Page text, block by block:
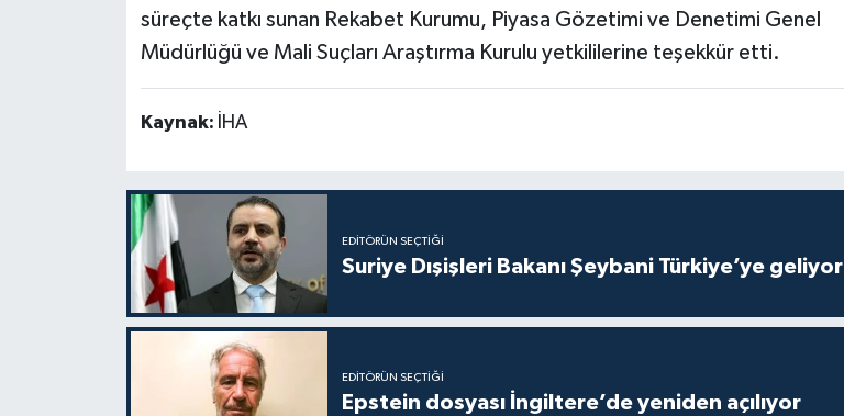
süreçte katkı sunan Rekabet Kurumu, Piyasa Gözetimi ve Denetimi Genel
Müdürlüğü ve Mali Suçları Araştırma Kurulu yetkililerine teşekkür etti.
Kaynak: İHA
EDITÖRÜN SEÇTIĞI
Suriye Dışişleri Bakanı Şeybani Türkiye’ye geliyor
EDITÖRÜN SEÇTIĞI
Epstein dosyası İngiltere’de yeniden açılıyor